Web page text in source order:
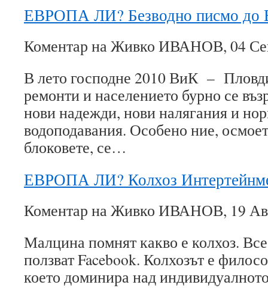
ЕВРОПА ЛИ? Безводно писмо до
Коментар на Живко ИВАНОВ, 04
В лето господне 2010 ВиК –
ремонти и населението бурно се
нови надежди, нови налягания и
водоподавания. Особено ние,
блоковете, се…
ЕВРОПА ЛИ? Колхоз
Коментар на Живко ИВАНОВ, 19
Малцина помнят какво е колхоз.
ползват Facebook. Колхозът е
което доминира над